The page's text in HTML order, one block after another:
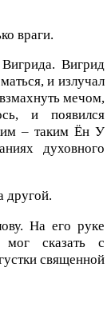
враги.
Вигрид
и излучал
мечом,
и появился
– таким Ён У
духовного
другой.
На его руке
сказать с
священной